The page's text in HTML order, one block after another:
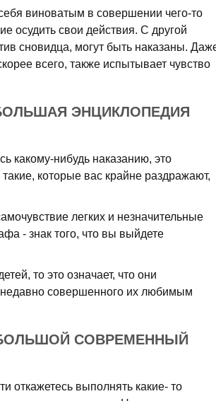
виноватым в совершении чего-то
осудить свои действия. С другой
сновидца, могут быть наказаны.
всего, также испытывает чувство
ЭНЦИКЛОПЕДИЯ
какому-нибудь наказанию, это
которые вас крайне раздражают,
легких и незначительные
- знак того, что вы выйдете
то это означает, что они
совершенного их любимым
СОВРЕМЕННЫЙ
откажетесь выполнять какие- то